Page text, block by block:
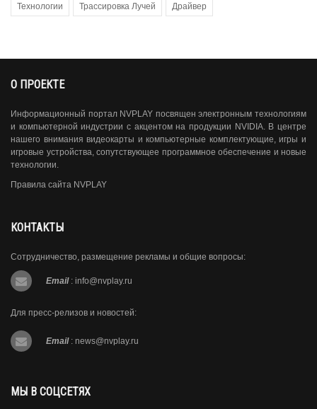
Технологии Трассировка Лучей Драйвер
О ПРОЕКТЕ
Информационный портал NVPLAY посвящен электронным технологиям
и компьютерной индустрии с акцентом на продукции NVIDIA. В центре
нашего внимания видеокарты и компьютерные комплектующие, игры и
игровые устройства, сопутствующее программное обеспечение и новые
технологии.
Правила сайта NVPLAY
КОНТАКТЫ
Сотрудничество, размещение рекламы и общие вопросы:
Email : info@nvplay.ru
Для пресс-релизов и новостей:
Email : news@nvplay.ru
МЫ В СОЦСЕТЯХ